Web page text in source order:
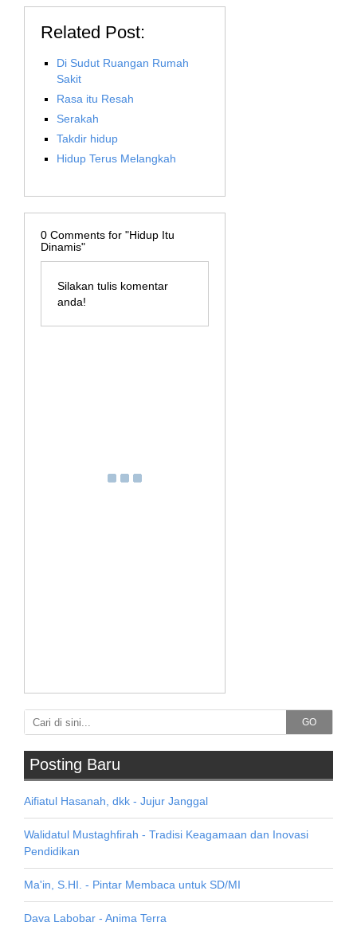
Related Post:
Di Sudut Ruangan Rumah
Sakit
Rasa itu Resah
Serakah
Takdir hidup
Hidup Terus Melangkah
0 Comments for "Hidup Itu
Dinamis"
Silakan tulis komentar
anda!
GO
Posting Baru
Aifiatul Hasanah, dkk - Jujur Janggal
Walidatul Mustaghfirah - Tradisi Keagamaan dan Inovasi
Pendidikan
Ma'in, S.HI. - Pintar Membaca untuk SD/MI
Dava Labobar - Anima Terra